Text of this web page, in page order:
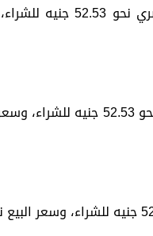
وهبط سعر اليورو في البنك الأهلي المصري